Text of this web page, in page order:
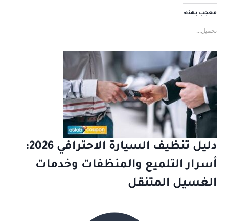
معجب بهذه:
تحميل...
دليل تنظيف السيارة الاحترافي 2026:
أسرار التلميع والمنظفات وخدمات
الغسيل المتنقل